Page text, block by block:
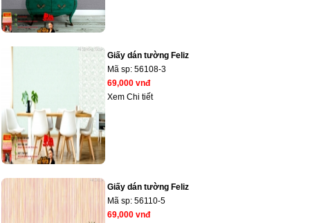
Giấy dán tường Feliz
Mã sp: 56108-3
69,000 vnđ
Xem Chi tiết
Giấy dán tường Feliz
Mã sp: 56110-5
69,000 vnđ